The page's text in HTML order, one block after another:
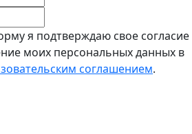
я подтверждаю свое согласие
моих персональных данных в
соглашением.